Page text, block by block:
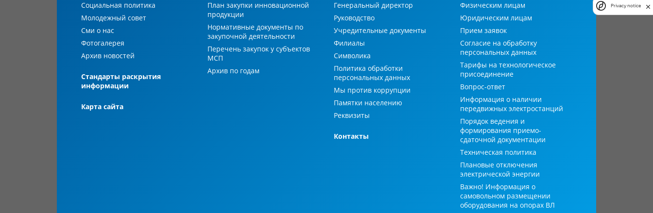
Социальная политика
Молодежный совет
Сми о нас
Фотогалерея
Архив новостей
Стандарты раскрытия
информации
Карта сайта
План закупки инновационной
продукции
Нормативные документы по
закупочной деятельности
Перечень закупок у субъектов
МСП
Архив по годам
Генеральный директор
Руководство
Учредительные документы
Филиалы
Символика
Политика обработки
персональных данных
Мы против коррупции
Памятки населению
Реквизиты
Контакты
Физическим лицам
Юридическим лицам
Прием заявок
Согласие на обработку
персональных данных
Тарифы на технологическое
присоединение
Вопрос-ответ
Информация о наличии
передвижных электростанций
Порядок ведения и
формирования приемо-
сдаточной документации
Техническая политика
Плановые отключения
электрической энергии
Важно! Информация о
самовольном размещении
оборудования на опорах ВЛ
Privacy notice